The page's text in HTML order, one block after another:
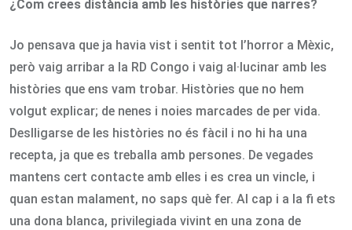
¿Com crees distància amb les històries que narres?
Jo pensava que ja havia vist i sentit tot l’horror a Mèxic,
però vaig arribar a la RD Congo i vaig al·lucinar amb les
històries que ens vam trobar. Històries que no hem
volgut explicar; de nenes i noies marcades de per vida.
Deslligarse de les històries no és fàcil i no hi ha una
recepta, ja que es treballa amb persones. De vegades
mantens cert contacte amb elles i es crea un vincle, i
quan estan malament, no saps què fer. Al cap i a la fi ets
una dona blanca, privilegiada vivint en una zona de